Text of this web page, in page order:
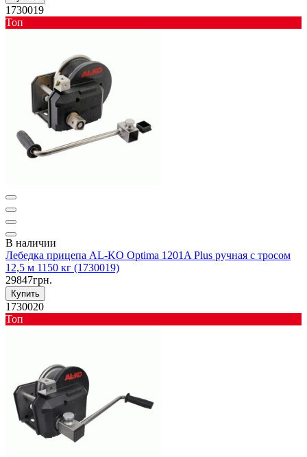
1730019
Toп
В наличии
Лебедка прицепа AL-KO Optima 1201A Plus ручная с тросом
12,5 м 1150 кг (1730019)
29847грн.
Купить
1730020
Toп